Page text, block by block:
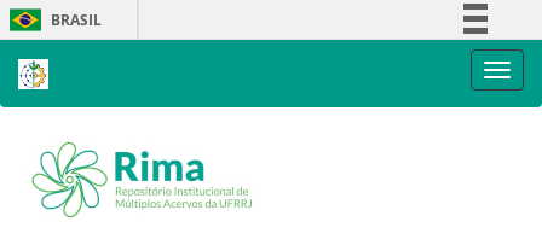
Skip
navigation
BRASIL